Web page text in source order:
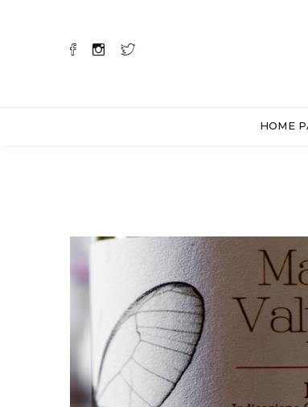
HOME